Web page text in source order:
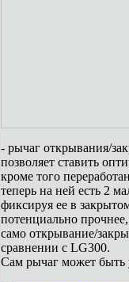
- рычаг открывания/
позволяет ставить
кроме того
теперь на ней есть 2
фиксируя ее в
потенциально прочнее,
само открывание/
сравнении с LG300.
Сам рычаг может быть